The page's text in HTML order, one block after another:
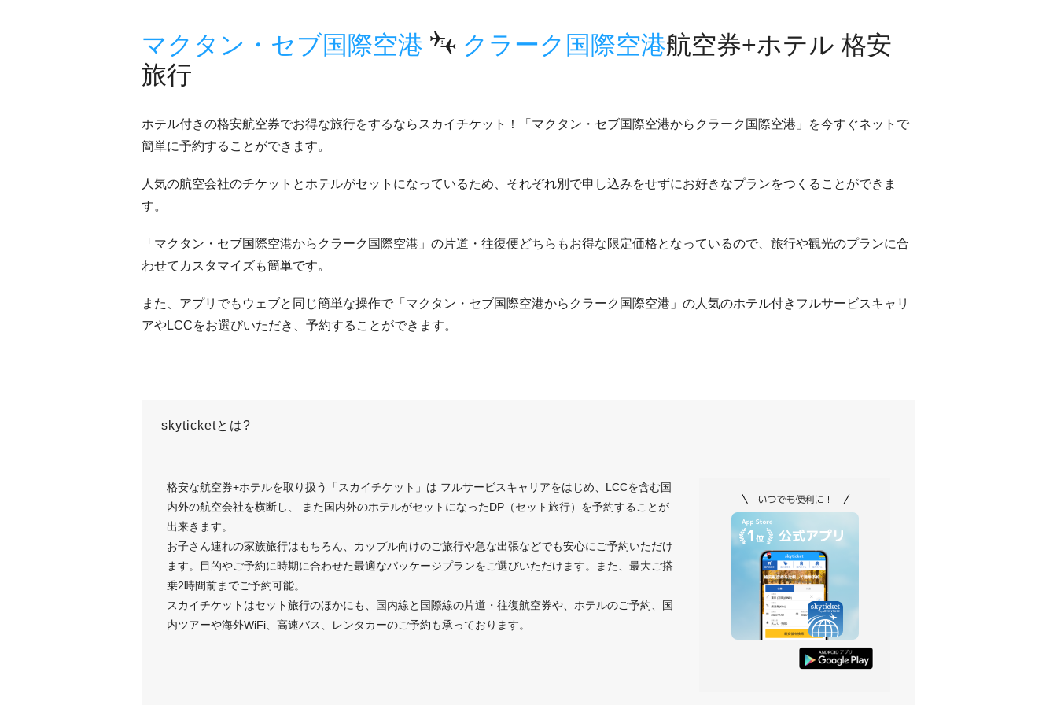
マクタン・セブ国際空港 クラーク国際空港航空券+ホテル 格安
旅行
ホテル付きの格安航空券でお得な旅行をするならスカイチケット！「マクタン・セブ国際空港からクラーク国際空港」を今すぐネットで
簡単に予約することができます。
人気の航空会社のチケットとホテルがセットになっているため、それぞれ別で申し込みをせずにお好きなプランをつくることができま
す。
「マクタン・セブ国際空港からクラーク国際空港」の片道・往復便どちらもお得な限定価格となっているので、旅行や観光のプランに合
わせてカスタマイズも簡単です。
また、アプリでもウェブと同じ簡単な操作で「マクタン・セブ国際空港からクラーク国際空港」の人気のホテル付きフルサービスキャリ
アやLCCをお選びいただき、予約することができます。
skyticketとは?
格安な航空券+ホテルを取り扱う「スカイチケット」は フルサービスキャリアをはじめ、LCCを含む国
内外の航空会社を横断し、 また国内外のホテルがセットになったDP（セット旅行）を予約することが
出来きます。
お子さん連れの家族旅行はもちろん、カップル向けのご旅行や急な出張などでも安心にご予約いただけ
ます。目的やご予約に時期に合わせた最適なパッケージプランをご選びいただけます。また、最大ご搭
乗2時間前までご予約可能。
スカイチケットはセット旅行のほかにも、国内線と国際線の片道・往復航空券や、ホテルのご予約、国
内ツアーや海外WiFi、高速バス、レンタカーのご予約も承っております。